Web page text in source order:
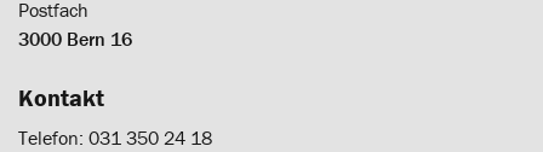
Postfach
3000 Bern 16
Kontakt
Telefon: 031 350 24 18